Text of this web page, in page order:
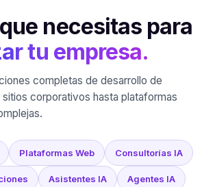
necesitas para
tu empresa.
completas de desarrollo de
corporativos hasta plataformas
Plataformas Web Consultorías IA
Asistentes IA Agentes IA